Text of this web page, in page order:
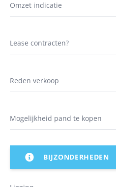
Omzet indicatie
Lease contracten?
Reden verkoop
Mogelijkheid pand te kopen
BIJZONDERHEDEN